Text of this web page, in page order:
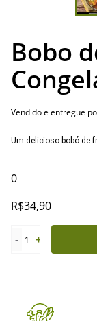
Bobo
Vendido e entregue
Um delicioso bobó de
0
R$34,90
- 1 +